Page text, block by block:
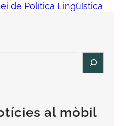
de Política Lingüística
al mòbil